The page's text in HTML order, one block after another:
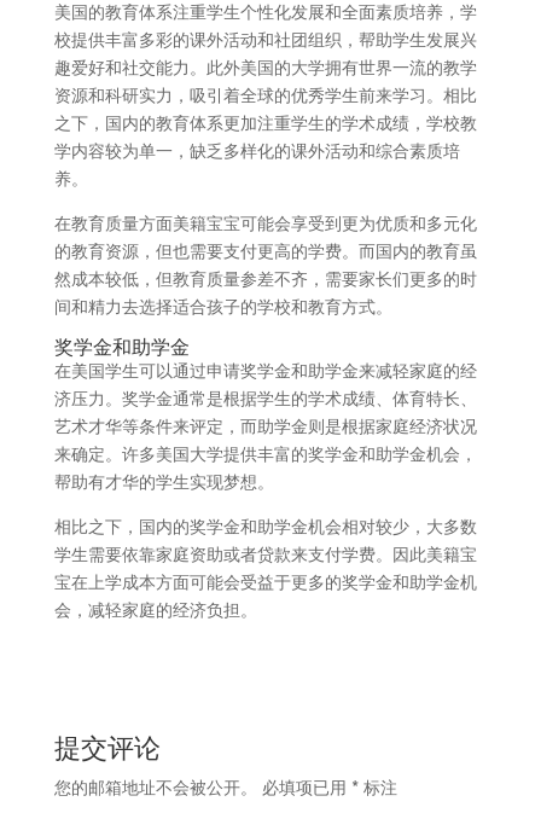
美国的教育体系注重学生个性化发展和全面素质培养，学
校提供丰富多彩的课外活动和社团组织，帮助学生发展兴
趣爱好和社交能力。此外美国的大学拥有世界一流的教学
资源和科研实力，吸引着全球的优秀学生前来学习。相比
之下，国内的教育体系更加注重学生的学术成绩，学校教
学内容较为单一，缺乏多样化的课外活动和综合素质培
养。
在教育质量方面美籍宝宝可能会享受到更为优质和多元化
的教育资源，但也需要支付更高的学费。而国内的教育虽
然成本较低，但教育质量参差不齐，需要家长们更多的时
间和精力去选择适合孩子的学校和教育方式。
奖学金和助学金
在美国学生可以通过申请奖学金和助学金来减轻家庭的经
济压力。奖学金通常是根据学生的学术成绩、体育特长、
艺术才华等条件来评定，而助学金则是根据家庭经济状况
来确定。许多美国大学提供丰富的奖学金和助学金机会，
帮助有才华的学生实现梦想。
相比之下，国内的奖学金和助学金机会相对较少，大多数
学生需要依靠家庭资助或者贷款来支付学费。因此美籍宝
宝在上学成本方面可能会受益于更多的奖学金和助学金机
会，减轻家庭的经济负担。
提交评论
您的邮箱地址不会被公开。 必填项已用 *标注